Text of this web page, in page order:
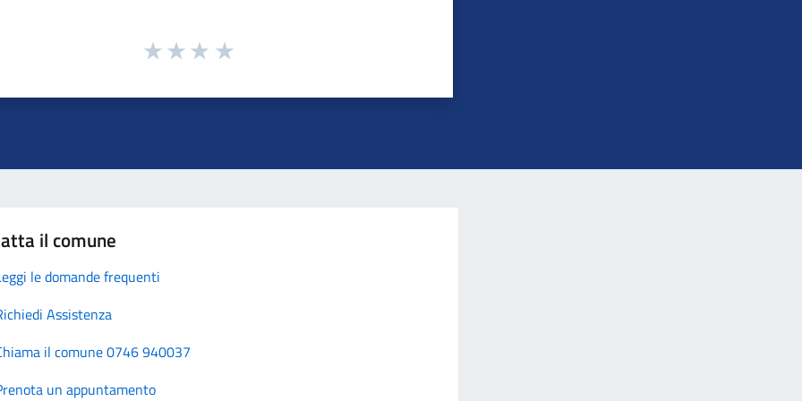
il comune
le domande frequenti
Assistenza
il comune 0746 940037
un appuntamento